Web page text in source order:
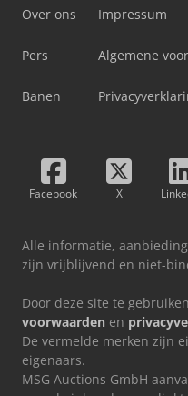
Over ons
Pers
Banen
Impressum
Algemene
Facebook X
Alle informatie,
zijn vrijblijvend en niet-
Door deze site te
voorwaarden en
De vermelde merken zijn
eigenaars.
MSG Auctions GmbH